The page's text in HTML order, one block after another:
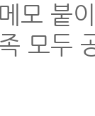
모 붙
모두